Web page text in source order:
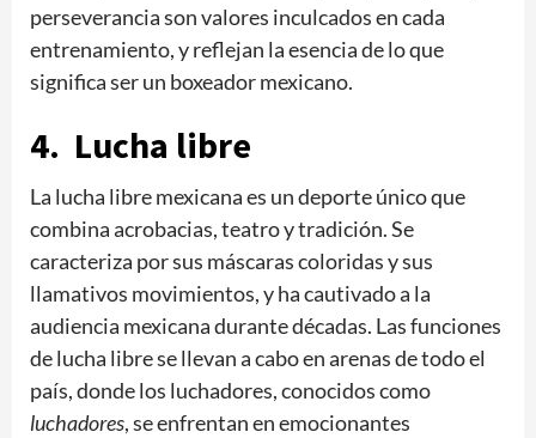
perseverancia son valores inculcados en cada
entrenamiento, y reflejan la esencia de lo que
significa ser un boxeador mexicano.
4. Lucha libre
La lucha libre mexicana es un deporte único que
combina acrobacias, teatro y tradición. Se
caracteriza por sus máscaras coloridas y sus
llamativos movimientos, y ha cautivado a la
audiencia mexicana durante décadas. Las funciones
de lucha libre se llevan a cabo en arenas de todo el
país, donde los luchadores, conocidos como
luchadores, se enfrentan en emocionantes